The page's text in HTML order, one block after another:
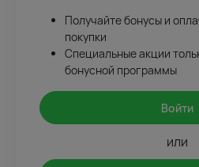
Получайте бонусы и
покупки
Специальные акции
бонусной программы
Войти
или